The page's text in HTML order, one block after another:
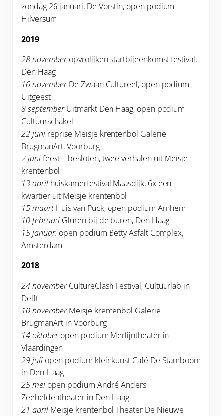
zondag 26 januari, De Vorstin, open podium
Hilversum
2019
28 novemberopvrolijken startbijeenkomst festival,
Den Haag
16 novemberDe Zwaan Cultureel, open podium
Uitgeest
8 septemberUitmarkt Den Haag, open podium
Cultuurschakel
22 junireprise Meisje krentenbol Galerie
BrugmanArt, Voorburg
2 junifeest – besloten, twee verhalen uit Meisje
krentenbol
13 aprilhuiskamerfestival Maasdijk, 6x een
kwartier uit Meisje krentenbol
15 maartHuis van Puck, open podium Arnhem
10 februariGluren bij de buren, Den Haag
15 januariopen podium Betty Asfalt Complex,
Amsterdam
2018
24 novemberCultureClash Festival, Cultuurlab in
Delft
10 novemberMeisje krentenbol Galerie
BrugmanArt in Voorburg
14 oktoberopen podium Merlijntheater in
Vlaardingen
29 juliopen podium kleinkunst Café De Stamboom
in Den Haag
25 meiopen podium André Anders
Zeeheldentheater in Den Haag
21 aprilMeisje krentenbol Theater De Nieuwe